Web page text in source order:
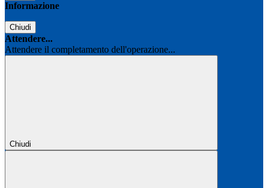
Informazione
Chiudi
Attendere...
Attendere il completamento dell'operazione...
Chiudi